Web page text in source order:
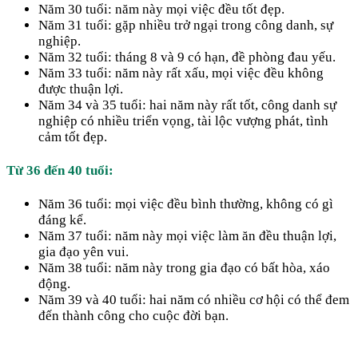
Năm 30 tuổi: năm này mọi việc đều tốt đẹp.
Năm 31 tuổi: gặp nhiều trở ngại trong công danh, sự
nghiệp.
Năm 32 tuổi: tháng 8 và 9 có hạn, đề phòng đau yếu.
Năm 33 tuổi: năm này rất xấu, mọi việc đều không
được thuận lợi.
​Năm 34 và 35 tuổi: hai năm này rất tốt, công danh sự
nghiệp có nhiều triển vọng, tài lộc vượng phát, tình
cảm tốt đẹp.
Từ 36 đến 40 tuổi:
Năm 36 tuổi: mọi việc đều bình thường, không có gì
đáng kể.
Năm 37 tuổi: năm này mọi việc làm ăn đều thuận lợi,
gia đạo yên vui.
Năm 38 tuổi: năm này trong gia đạo có bất hòa, xáo
động.
Năm 39 và 40 tuổi: hai năm có nhiều cơ hội có thể đem
đến thành công cho cuộc đời bạn.